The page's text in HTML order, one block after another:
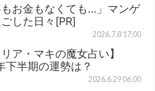
もお金もなくても…」マンゲ
した日々[PR]
2026.7.8 17:00
リア・マキの魔女占い】
下半期の運勢は？
2026.6.29 06:00